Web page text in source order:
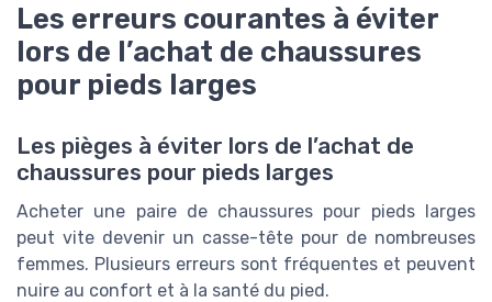
Les erreurs courantes à éviter
lors de l’achat de chaussures
pour pieds larges
Les pièges à éviter lors de l’achat de
chaussures pour pieds larges
Acheter une paire de chaussures pour pieds larges
peut vite devenir un casse-tête pour de nombreuses
femmes. Plusieurs erreurs sont fréquentes et peuvent
nuire au confort et à la santé du pied.